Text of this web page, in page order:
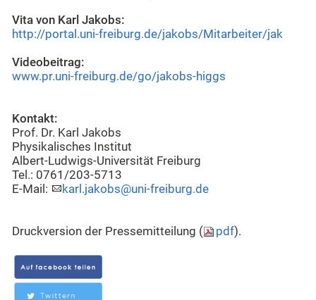
Vita von Karl Jakobs:
http://portal.uni-freiburg.de/jakobs/Mitarbeiter/jak
Videobeitrag:
www.pr.uni-freiburg.de/go/jakobs-higgs
Kontakt:
Prof. Dr. Karl Jakobs
Physikalisches Institut
Albert-Ludwigs-Universität Freiburg
Tel.: 0761/203-5713
E-Mail:
karl.jakobs@uni-freiburg.de
Druckversion der Pressemitteilung ( pdf).